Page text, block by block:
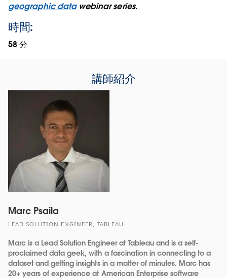
geographic datawebinar series.
時間:
58 分
講師紹介
Marc Psaila
LEAD SOLUTION ENGINEER, TABLEAU
Marc is a Lead Solution Engineer at Tableau and is a self-
proclaimed data geek, with a fascination in connecting to a
dataset and getting insights in a matter of minutes. Marc has
20+ years of experience at American Enterprise software